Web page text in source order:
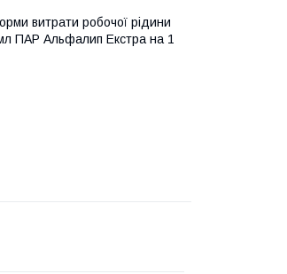
витрати робочої рідини
ПАР Альфалип Екстра на 1